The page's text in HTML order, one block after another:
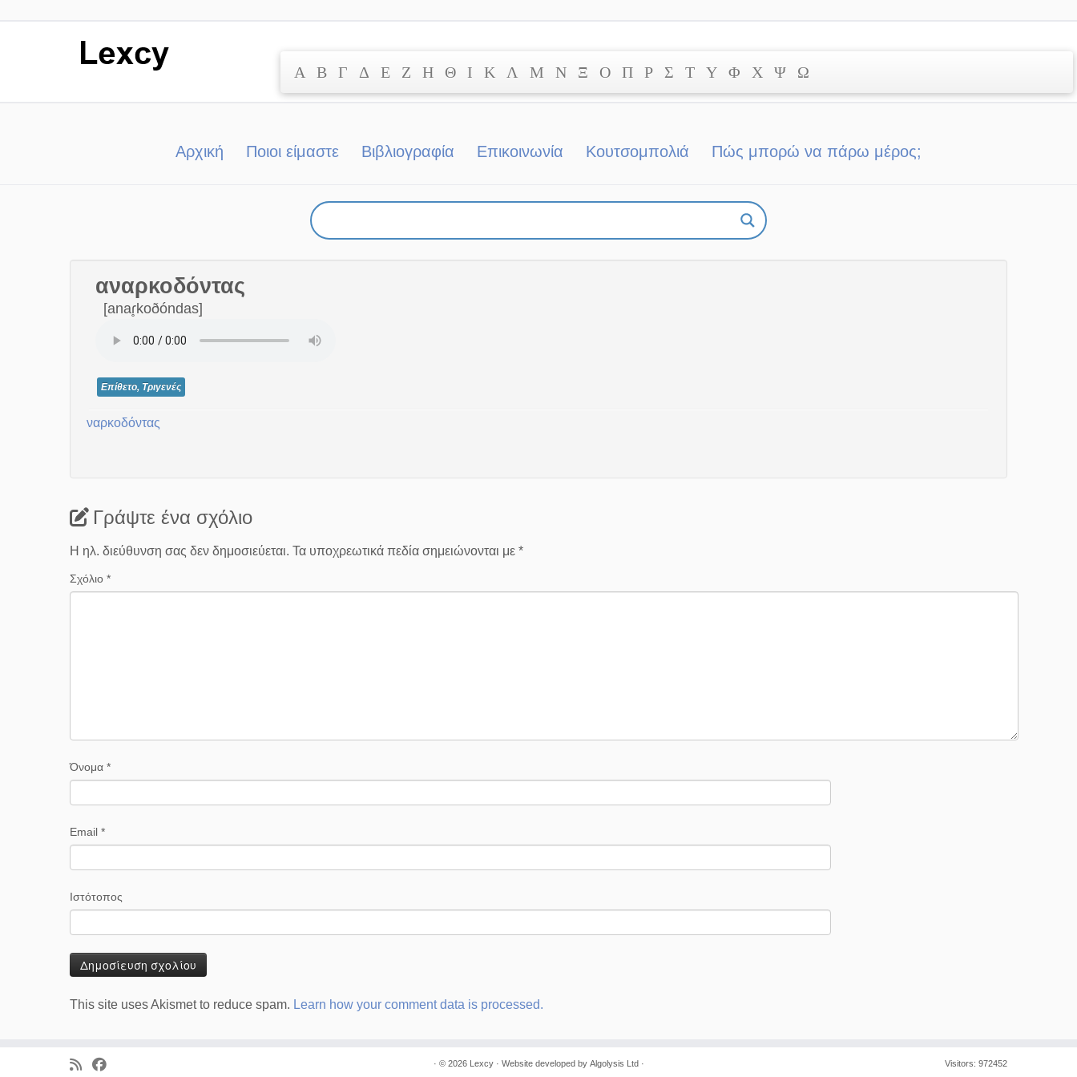
Α Β Γ Δ Ε Ζ Η Θ Ι Κ Λ Μ Ν Ξ Ο Π Ρ Σ Τ Υ Φ Χ Ψ Ω
Αρχική Ποιοι είμαστε Βιβλιογραφία Επικοινωνία Κουτσομπολιά Πώς μπορώ να πάρω μέρος;
αναρκοδόντας
[anaɾ̥koðóndas]
Επίθετο, Τριγενές
ναρκοδόντας
Γράψτε ένα σχόλιο
Η ηλ. διεύθυνση σας δεν δημοσιεύεται. Τα υποχρεωτικά πεδία σημειώνονται με *
Σχόλιο *
Όνομα *
Email *
Ιστότοπος
This site uses Akismet to reduce spam. Learn how your comment data is processed.
· © 2026 Lexcy· Website developed by Algolysis Ltd· Visitors: 972452